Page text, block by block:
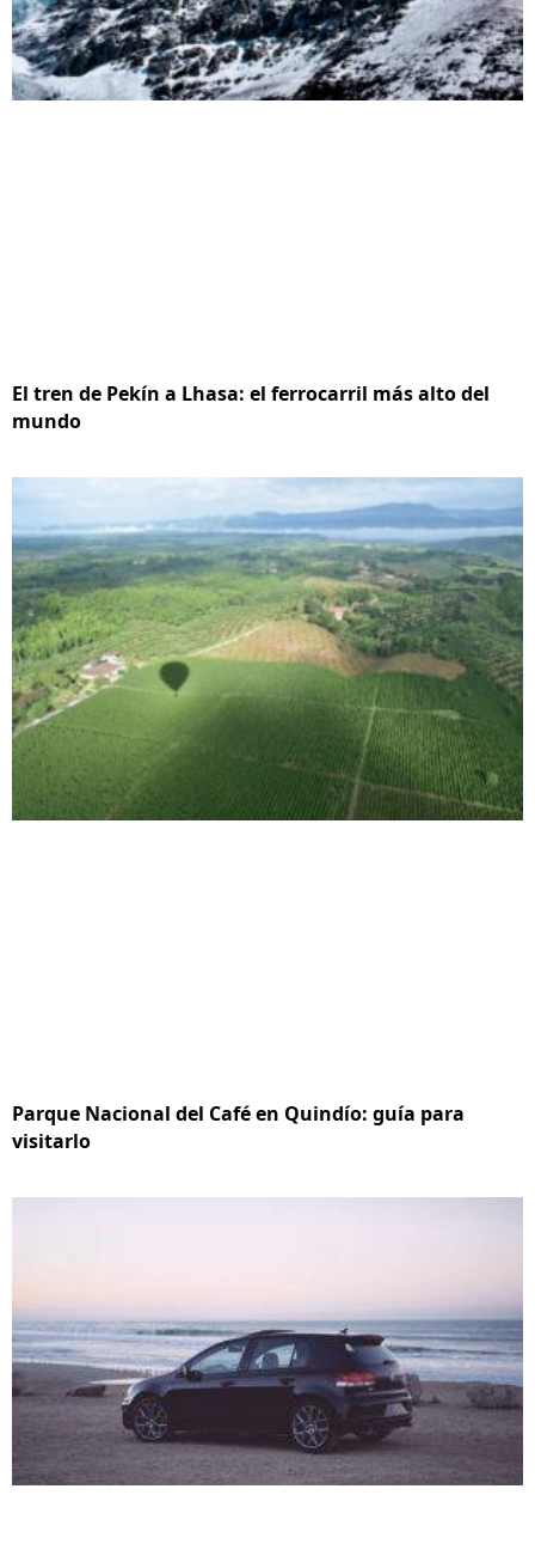
El tren de Pekín a Lhasa: el ferrocarril más alto del
mundo
Parque Nacional del Café en Quindío: guía para
visitarlo